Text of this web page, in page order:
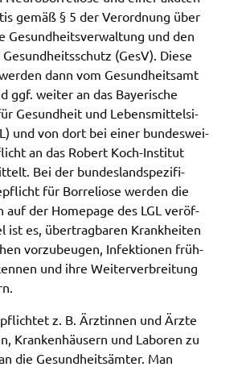
gemäß § 5 der Verord­nung über
Gesund­heits­ver­wal­tung und den
(GesV). Diese
dann vom Gesund­heits­amt
ggf. weiter an das Baye­ri­sche
Gesund­heit und Lebens­mit­tel­si­
und von dort bei einer bundes­wei­
an das Robert Koch-Insti­tut
Bei der bundes­land­spe­zi­fi­
für Borre­lio­se werden die
auf der Home­page des LGL veröf­
ist es, über­trag­ba­ren Krank­hei­ten
vorzu­beu­gen, Infek­tio­nen früh­
und ihre Weiter­ver­brei­tung
z. B. Ärztin­nen und Ärzte
Kran­ken­häu­sern und Labo­ren zu
die Gesund­heits­äm­ter. Man
Einwilligung Datenschutzhinweise
Benutzer
Schweinfurt